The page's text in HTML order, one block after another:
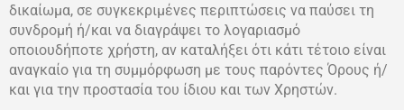
δικαίωμα, σε συγκεκριμένες περιπτώσεις να παύσει τη
συνδρομή ή/και να διαγράψει το λογαριασμό
οποιουδήποτε χρήστη, αν καταλήξει ότι κάτι τέτοιο είναι
αναγκαίο για τη συμμόρφωση με τους παρόντες Όρους ή/
και για την προστασία του ίδιου και των Χρηστών.